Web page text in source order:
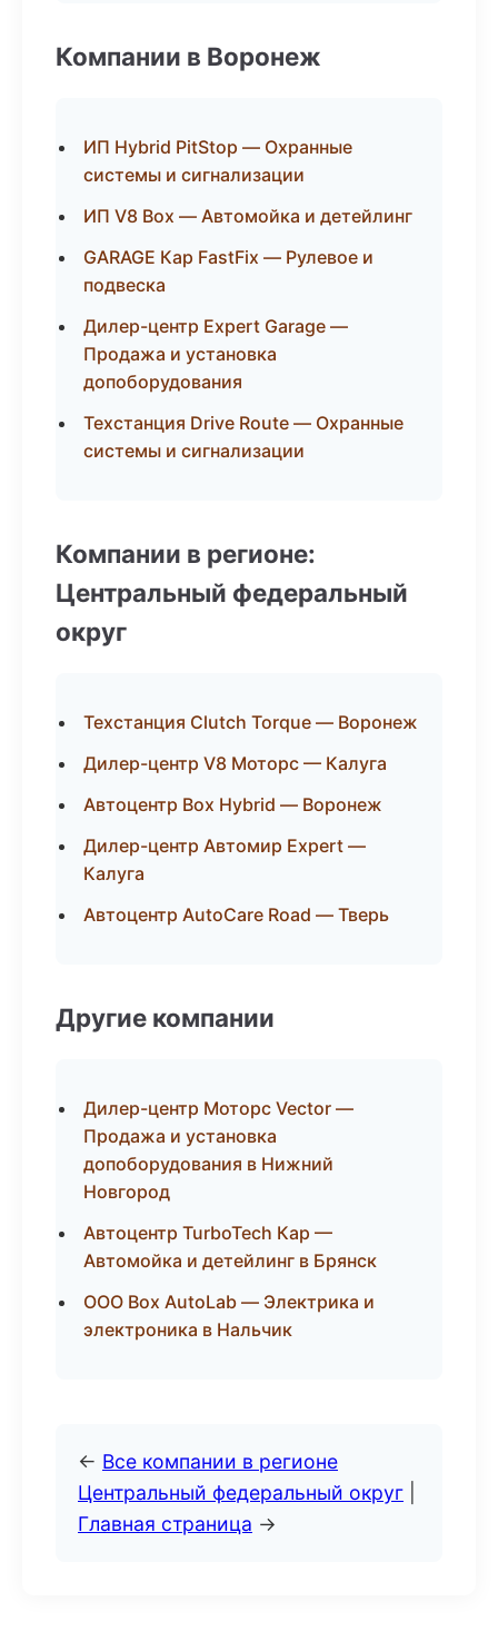
Компании в Воронеж
ИП Hybrid PitStop — Охранные
системы и сигнализации
ИП V8 Box — Автомойка и детейлинг
GARAGE Кар FastFix — Рулевое и
подвеска
Дилер-центр Expert Garage —
Продажа и установка
допоборудования
Техстанция Drive Route — Охранные
системы и сигнализации
Компании в регионе:
Центральный федеральный
округ
Техстанция Clutch Torque — Воронеж
Дилер-центр V8 Моторс — Калуга
Автоцентр Box Hybrid — Воронеж
Дилер-центр Автомир Expert —
Калуга
Автоцентр AutoCare Road — Тверь
Другие компании
Дилер-центр Моторс Vector —
Продажа и установка
допоборудования в Нижний
Новгород
Автоцентр TurboTech Кар —
Автомойка и детейлинг в Брянск
ООО Box AutoLab — Электрика и
электроника в Нальчик
← Все компании в регионе
Центральный федеральный округ
Главная страница →